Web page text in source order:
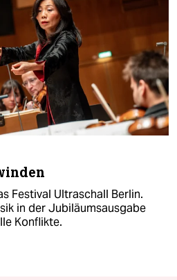
Festival Ultraschall Berlin.
in der Jubiläumsausgabe
Konflikte.